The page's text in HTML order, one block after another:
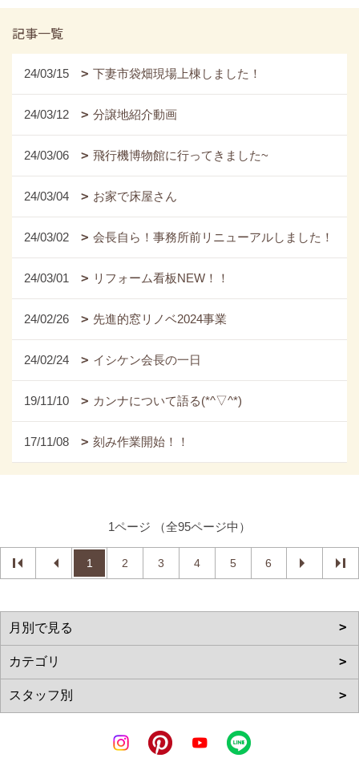
記事一覧
24/03/15 下妻市袋畑現場上棟しました！
24/03/12 分譲地紹介動画
24/03/06 飛行機博物館に行ってきました~
24/03/04 お家で床屋さん
24/03/02 会長自ら！事務所前リニューアルしました！
24/03/01 リフォーム看板NEW！！
24/02/26 先進的窓リノベ2024事業
24/02/24 イシケン会長の一日
19/11/10 カンナについて語る(*^▽^*)
17/11/08 刻み作業開始！！
1ページ （全95ページ中）
1 2 3 4 5 6